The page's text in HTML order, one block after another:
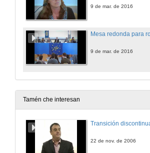
9 de mar. de 2016
9 de mar. de 2016
Tamén che interesan
22 de nov. de 2006